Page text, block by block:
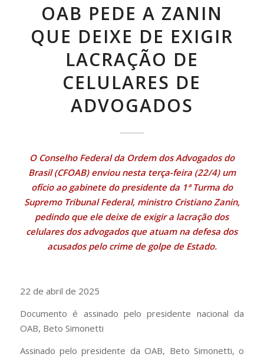
OAB PEDE A ZANIN
QUE DEIXE DE EXIGIR
LACRAÇÃO DE
CELULARES DE
ADVOGADOS
O Conselho Federal da Ordem dos Advogados do
Brasil (CFOAB) enviou nesta terça-feira (22/4) um
ofício ao gabinete do presidente da 1ª Turma do
Supremo Tribunal Federal, ministro Cristiano Zanin,
pedindo que ele deixe de exigir a lacração dos
celulares dos advogados que atuam na defesa dos
acusados pelo crime de golpe de Estado.
22 de abril de 2025
Documento é assinado pelo presidente nacional da
OAB, Beto Simonetti
Assinado pelo presidente da OAB, Beto Simonetti, o